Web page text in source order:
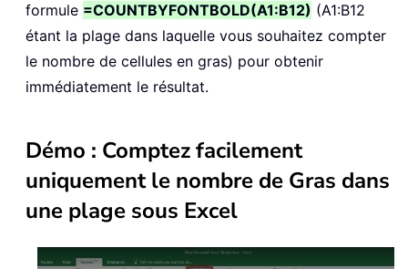
formule =COUNTBYFONTBOLD(A1:B12) (A1:B12
étant la plage dans laquelle vous souhaitez compter
le nombre de cellules en gras) pour obtenir
immédiatement le résultat.
Démo : Comptez facilement
uniquement le nombre de Gras dans
une plage sous Excel